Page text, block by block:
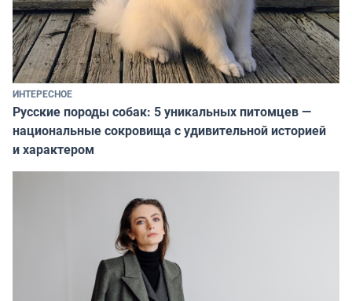
ИНТЕРЕСНОЕ
Русские породы собак: 5 уникальных питомцев —
национальные сокровища с удивительной историей
и характером